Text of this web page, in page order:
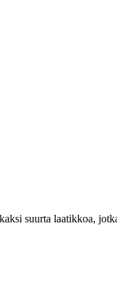
suurta laatikkoa,